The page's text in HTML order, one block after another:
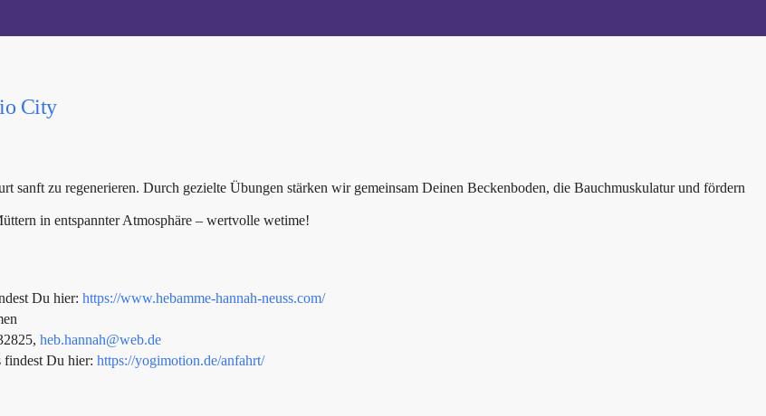
City
zu regenerieren. Durch gezielte Übungen stärken wir gemeinsam Deinen Beckenboden, die Bauchmuskulatur und fördern
in entspannter Atmosphäre – wertvolle wetime!
Du hier: https://www.hebamme-hannah-neuss.com/
heb.hannah@web.de
findest Du hier: https://yogimotion.de/anfahrt/